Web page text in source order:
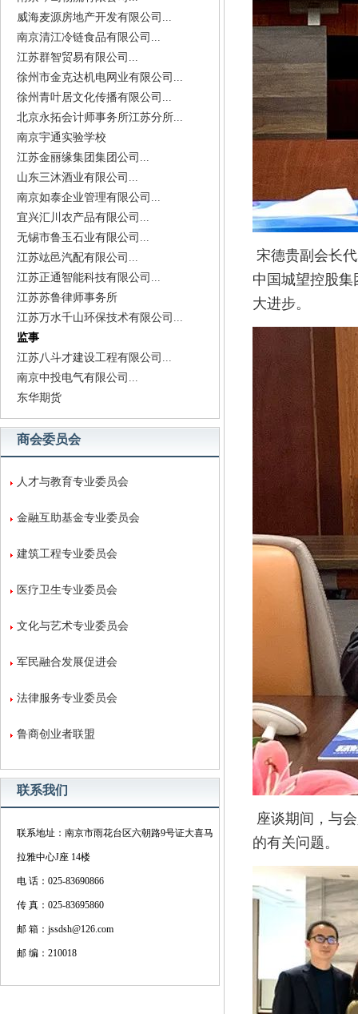
威海麦源房地产开发有限公司...
南京清江冷链食品有限公司...
江苏群智贸易有限公司...
徐州市金克达机电网业有限公司...
徐州青叶居文化传播有限公司...
北京永拓会计师事务所江苏分所...
南京宇通实验学校
江苏金丽缘集团集团公司...
山东三沐酒业有限公司...
南京如泰企业管理有限公司...
宜兴汇川农产品有限公司...
无锡市鲁玉石业有限公司...
江苏竑邑汽配有限公司...
江苏正通智能科技有限公司...
江苏苏鲁律师事务所
江苏万水千山环保技术有限公司...
监事
江苏八斗才建设工程有限公司...
南京中投电气有限公司...
东华期货
商会委员会
人才与教育专业委员会
金融互助基金专业委员会
建筑工程专业委员会
医疗卫生专业委员会
文化与艺术专业委员会
军民融合发展促进会
法律服务专业委员会
鲁商创业者联盟
联系我们
联系地址：南京市雨花台区六朝路9号证大喜马
拉雅中心J座 14楼
电 话：025-83690866
传 真：025-83695860
邮 箱：jssdsh@126.com
邮 编：210018
宋德贵副会长
中国城望控股
大进步。
座谈期间，与
的有关问题。